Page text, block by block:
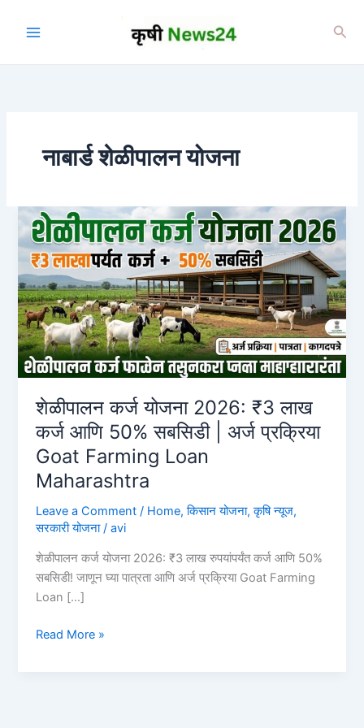
नाबार्ड शेळीपालन योजना
शेळीपालन कर्ज योजना 2026: ₹3 लाख
कर्ज आणि 50% सबसिडी | अर्ज प्रक्रिया
Goat Farming Loan
Maharashtra
Leave a Comment / Home,किसान योजना,कृषि न्यूज,
सरकारी योजना/avi
शेळीपालन कर्ज योजना 2026: ₹3 लाख रुपयांपर्यंत कर्ज आणि 50%
सबसिडी! जाणून घ्या पात्रता आणि अर्ज प्रक्रिया Goat Farming
Loan […]
शेळीपालन
Read More »